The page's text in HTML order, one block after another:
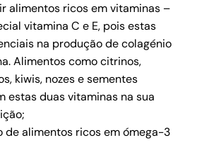
alimentos ricos em vitaminas –
vitamina C e E, pois estas
na produção de colagénio
Alimentos como citrinos,
kiwis, nozes e sementes
estas duas vitaminas na sua
de alimentos ricos em ómega-3